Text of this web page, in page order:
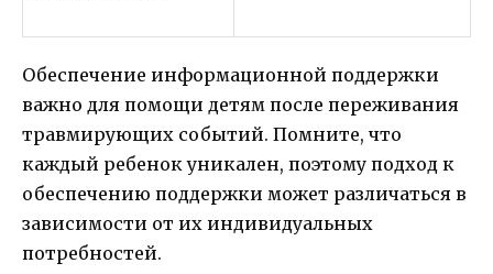
Обеспечение информационной поддержки
важно для помощи детям после переживания
травмирующих событий. Помните, что
каждый ребенок уникален, поэтому подход к
обеспечению поддержки может различаться в
зависимости от их индивидуальных
потребностей.